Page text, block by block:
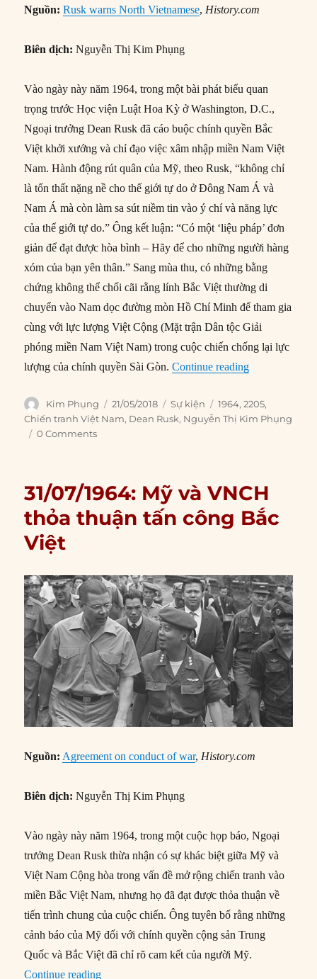
Nguồn: Rusk warns North Vietnamese, History.com
Biên dịch: Nguyễn Thị Kim Phụng
Vào ngày này năm 1964, trong một bài phát biểu quan
trọng trước Học viện Luật Hoa Kỳ ở Washington, D.C.,
Ngoại trưởng Dean Rusk đã cáo buộc chính quyền Bắc
Việt khởi xướng và chỉ đạo việc xâm nhập miền Nam Việt
Nam. Hành động rút quân của Mỹ, theo Rusk, “không chỉ
là tổn thất nặng nề cho thế giới tự do ở Đông Nam Á và
Nam Á mà còn làm sa sút niềm tin vào ý chí và năng lực
của thế giới tự do.” Ông kết luận: “Có một ‘liệu pháp’ đơn
giản để đạt được hòa bình – Hãy để cho những người hàng
xóm của bạn yên thân.” Sang mùa thu, có những bằng
chứng không thể chối cãi rằng lính Bắc Việt thường di
chuyển vào Nam dọc đường mòn Hồ Chí Minh để tham gia
cùng với lực lượng Việt Cộng (Mặt trận Dân tộc Giải
phóng miền Nam Việt Nam) trong cuộc chiến chống lại lực
lượng của chính quyền Sài Gòn.Continue reading“22/05/1964:
Author
Kim Phụng
Posted
on
21/05/2018 Categories
Sự kiện Tags
1964,2205,
Chiến tranh Việt Nam, Dean Rusk, Nguyễn Thị Kim Phụng
0 Comments
31/07/1964: Mỹ và VNCH
thỏa thuận tấn công Bắc
Việt
Nguồn: Agreement on conduct of war, History.com
Biên dịch: Nguyễn Thị Kim Phụng
Vào ngày này năm 1964, trong một cuộc họp báo, Ngoại
trưởng Dean Rusk thừa nhận có sự khác biệt giữa Mỹ và
Việt Nam Cộng hòa trong vấn đề mở rộng chiến tranh vào
miền Bắc Việt Nam, nhưng họ đã đạt được thỏa thuận về
tiến trình chung của cuộc chiến. Ông tuyên bố rằng những
cảnh báo của Mỹ đối với chính quyền cộng sản Trung
Quốc và Bắc Việt đã chỉ rõ cam kết của người Mỹ.
Continue reading“31/07/1964: Mỹ và VNCH thỏa thuận tấn